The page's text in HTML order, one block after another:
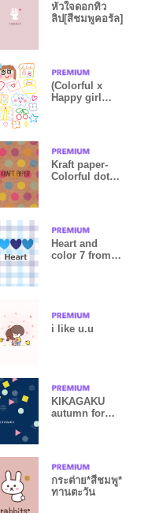
หัวใจดอกทิว
ลิป[สีชมพูคอรัล]
(Colorful x
Happy girl
Kraft paper-
Colorful dot3-
Heart and
color 7 from
i like u.u
KIKAGAKU
autumn for
กระต่าย*สีชมพู*
ทานตะวัน